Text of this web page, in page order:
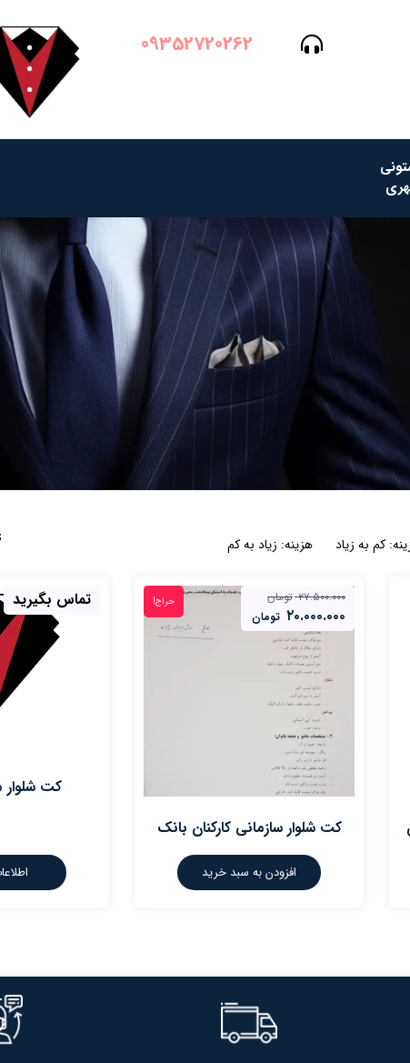
09352720262
کم به زیاد هزینه: زیاد به کم
۲۷.۵۰۰.۰۰۰ تومان
۲۰.۰۰۰.۰۰۰ تومان
حراج!
کت شلوار سازمانی کارکنان بانک
افزودن به سبد خرید
تماس بگیرید
کت شلوار